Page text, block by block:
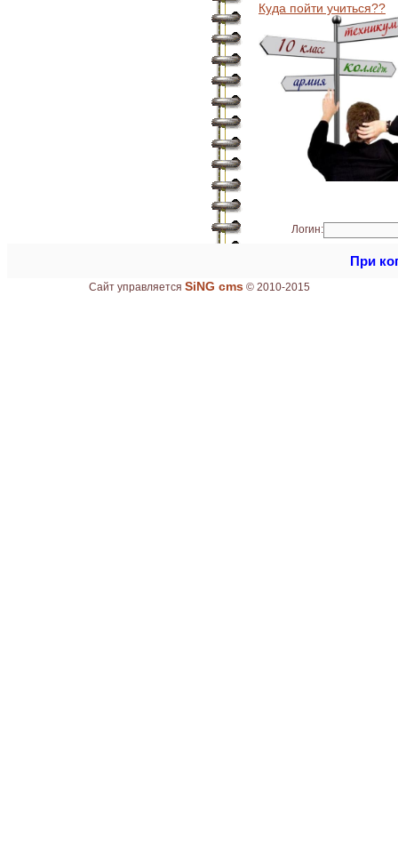
Куда пойти учиться??
Логин:
При
Сайт управляется SiNG cms© 2010-2015